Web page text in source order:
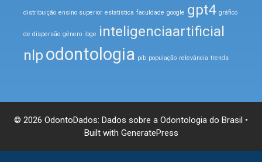
distribuição ensino superior estatística faculdade google gpt4 gráfico
de dispersão gênero ibge inteligenciaartificial
nlp odontologia pib população relevância trends
© 2026 OdontoDados: Dados sobre a Odontologia do Brasil •
Built with GeneratePress